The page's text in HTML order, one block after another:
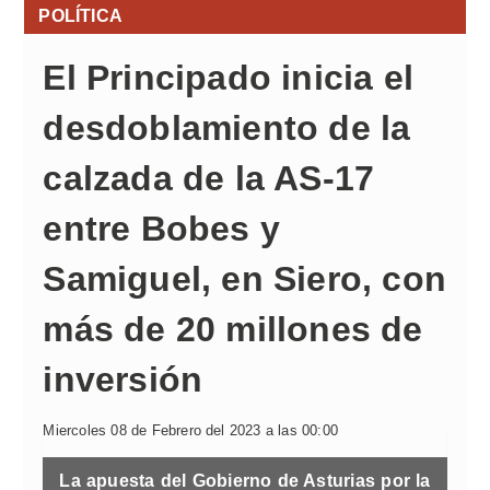
POLÍTICA
El Principado inicia el
desdoblamiento de la
calzada de la AS-17
entre Bobes y
Samiguel, en Siero, con
más de 20 millones de
inversión
Miercoles 08 de Febrero del 2023 a las 00:00
La apuesta del Gobierno de Asturias por la